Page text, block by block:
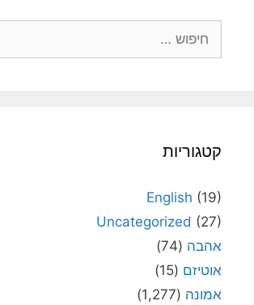
קטגוריות
English (19)
Uncategorized (27)
אהבה (74)
אוטיזם (15)
אמונה (1,277)